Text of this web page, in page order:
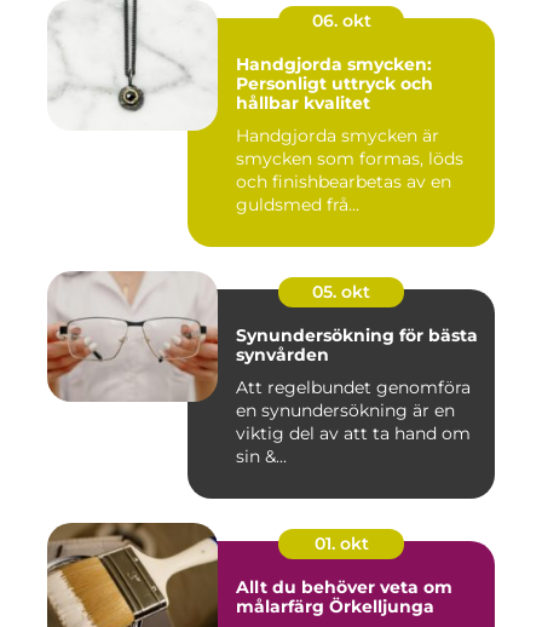
06. okt
Handgjorda smycken:
Personligt uttryck och
hållbar kvalitet
Handgjorda smycken är
smycken som formas, löds
och finishbearbetas av en
guldsmed frå...
05. okt
Synundersökning för bästa
synvården
Att regelbundet genomföra
en synundersökning är en
viktig del av att ta hand om
sin &...
01. okt
Allt du behöver veta om
målarfärg Örkelljunga